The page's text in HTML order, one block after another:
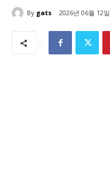
By gats 2026년 06월 12일